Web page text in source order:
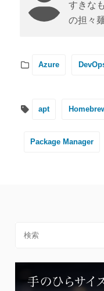
すきな
の担々
Azure
apt
Package Manager